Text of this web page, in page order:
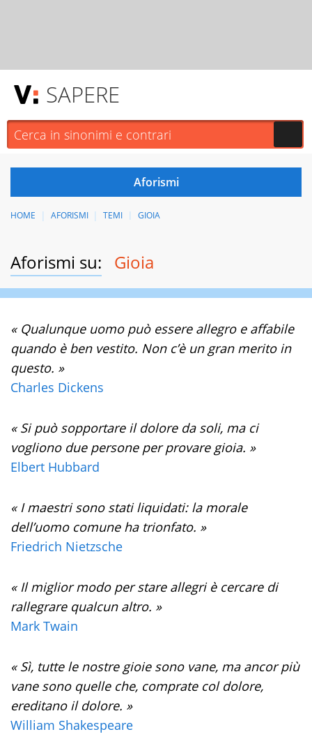
SAPERE
HOME AFORISMI TEMI GIOIA
Aforismi su: Gioia
« Qualunque uomo può essere allegro e affabile
quando è ben vestito. Non c’è un gran merito in
questo. »
Charles Dickens
« Si può sopportare il dolore da soli, ma ci
vogliono due persone per provare gioia. »
Elbert Hubbard
« I maestri sono stati liquidati: la morale
dell’uomo comune ha trionfato. »
Friedrich Nietzsche
« Il miglior modo per stare allegri è cercare di
rallegrare qualcun altro. »
Mark Twain
« Sì, tutte le nostre gioie sono vane, ma ancor più
vane sono quelle che, comprate col dolore,
ereditano il dolore. »
William Shakespeare